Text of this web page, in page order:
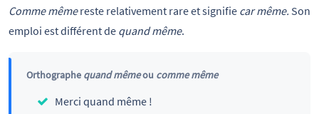
Comme mêmereste relativement rare et signifie car même. Son
emploi est différent de quand même.
Orthographe quand mêmeou comme même
Merci quand même !